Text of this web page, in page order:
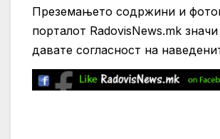
Преземањето содржини и
порталот RadovisNews.mk
давате согласност на